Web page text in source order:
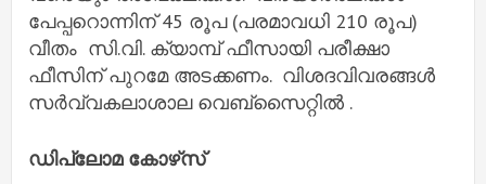
പേപ്പറൊന്നിന് 45 രൂപ (പരമാവധി 210 രൂപ)
വീതം സി.വി. ക്യാമ്പ് ഫീസായി പരീക്ഷാ
ഫീസിന് പുറമേ അടക്കണം. വിശദവിവരങ്ങൾ
സർവ്വകലാശാല വെബ്‌സൈറ്റിൽ .
ഡിപ്ലോമ കോഴ്‌സ്